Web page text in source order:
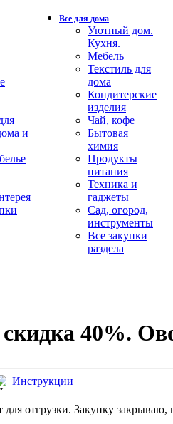
и
Все для дома
Уютный дом.
Кухня.
Мебель
Текстиль для
дома
Кондитерские
изделия
Чай, кофе
Бытовая
химия
Продукты
питания
Техника и
гаджеты
Сад, огород,
инструменты
Все закупки
раздела
скидка 40%.
Инструкции
отгрузки. Закупку закрываю,